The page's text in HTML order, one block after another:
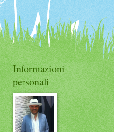
Informazioni
personali